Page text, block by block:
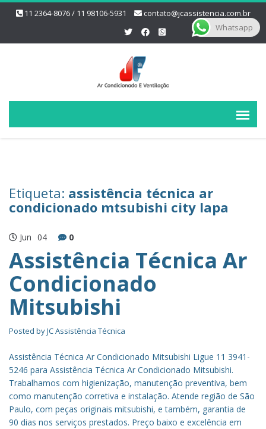
11 2364-8076 / 11 98106-5931 contato@jcassistencia.com.br
Etiqueta: assistência técnica ar
condicionado mtsubishi city lapa
Jun 04 0
Assistência Técnica Ar
Condicionado
Mitsubishi
Posted byJC Assistência Técnica
Assistência Técnica Ar Condicionado Mitsubishi Ligue 11 3941-
5246 para Assistência Técnica Ar Condicionado Mitsubishi.
Trabalhamos com higienização, manutenção preventiva, bem
como manutenção corretiva e instalação. Atende região de São
Paulo, com peças originais mitsubishi, e também, garantia de
90 dias nos serviços prestados. Preço baixo e excelência em
Whatsapp